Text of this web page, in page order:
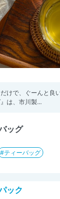
けで、ぐーんと良
は、市川製...
ッグ
ティーバッグ
ック